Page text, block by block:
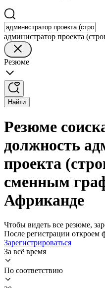
администратор проекта
Резюме
Найти
Резюме
должность
проекта
сменным
Африканде
Чтобы видеть все резюме,
После регистрации откроем
Зарегистрироваться
За всё время
По соответствию